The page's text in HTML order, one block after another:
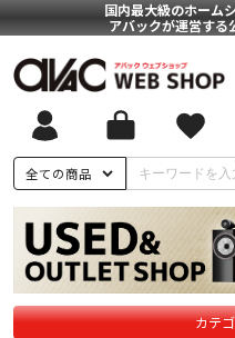
国内最大級のホーム
アバックが運営する
全ての商品
カテ